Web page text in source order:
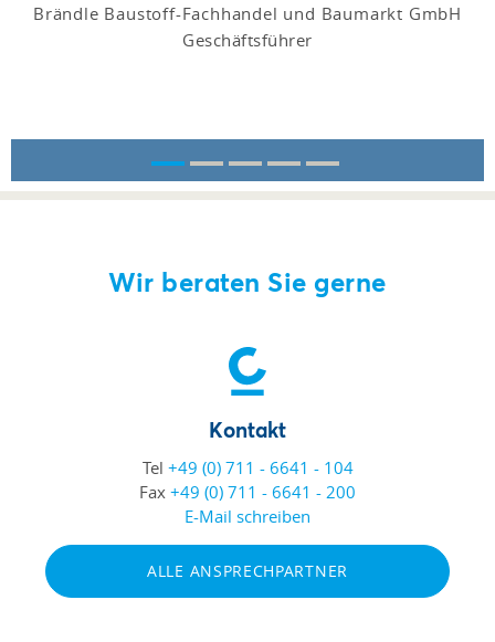
Brändle Baustoff-Fachhandel und Baumarkt GmbH
Geschäftsführer
Wir beraten Sie gerne
Kontakt
Tel +49 (0) 711 - 6641 - 104
Fax +49 (0) 711 - 6641 - 200
E-Mail schreiben
ALLE ANSPRECHPARTNER